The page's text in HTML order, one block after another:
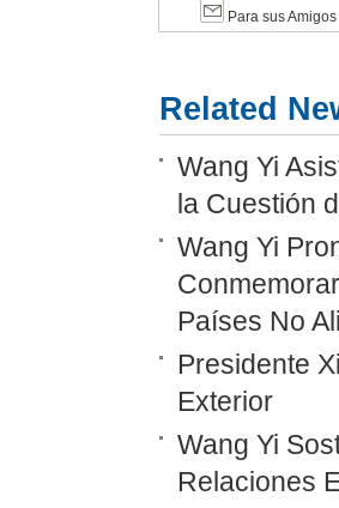
Para sus Amigos
Related
Wang Yi
la Cuestión
Wang Yi
Países No
Presidente
Exterior
Wang Yi
Relaciones